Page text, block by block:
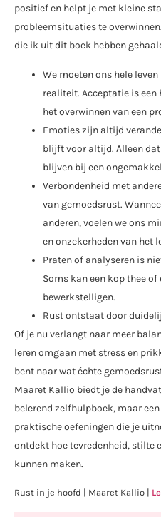
positief en helpt je met kleine
probleemsituaties te
die ik uit dit boek hebben
We moeten ons hele
realiteit. Acceptatie is
het overwinnen van een
Emoties zijn altijd
blijft voor altijd. Alleen
blijven bij een
Verbondenheid met
van gemoedsrust.
anderen, voelen we ons
en onzekerheden van het
Praten of analyseren is
Soms kan een kop thee
bewerkstelligen.
Rust ontstaat door
Of je nu verlangt naar meer
leren omgaan met stress en
bent naar wat échte
Maaret Kallio biedt je de
belerend zelfhulpboek, maar
praktische oefeningen die je
ontdekt hoe tevredenheid, stilte
kunnen maken.
Rust in je hoofd | Maaret Kallio |